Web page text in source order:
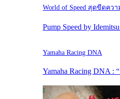
World of Speed สุดขีดควา
Pump Speed by
Yamaha Racing DNA
Yamaha Racing DNA